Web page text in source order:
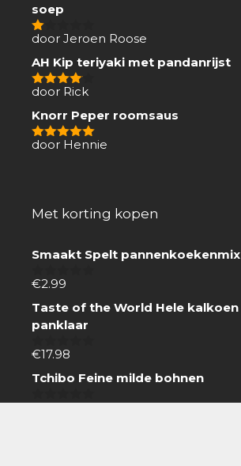
soep
1
5
door Jeroen Roose
AH Kip teriyaki met pandanrijst
4van 5
door Rick
Knorr Peper roomsaus
5van 5
door Hennie
Met korting kopen
Smaakt Spelt pannenkoekenmix
0
5
€2.99
Taste of the World Hele kalkoen
panklaar
0
5
€17.98
Tchibo Feine milde bohnen
€3.59